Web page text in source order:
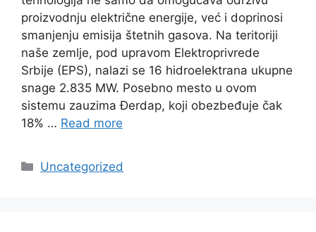
proizvodnju električne energije, već i doprinosi
smanjenju emisija štetnih gasova. Na teritoriji
naše zemlje, pod upravom Elektroprivrede
Srbije (EPS), nalazi se 16 hidroelektrana ukupne
snage 2.835 MW. Posebno mesto u ovom
sistemu zauzima Đerdap, koji obezbeđuje čak
18% … Read more
Categories
Uncategorized